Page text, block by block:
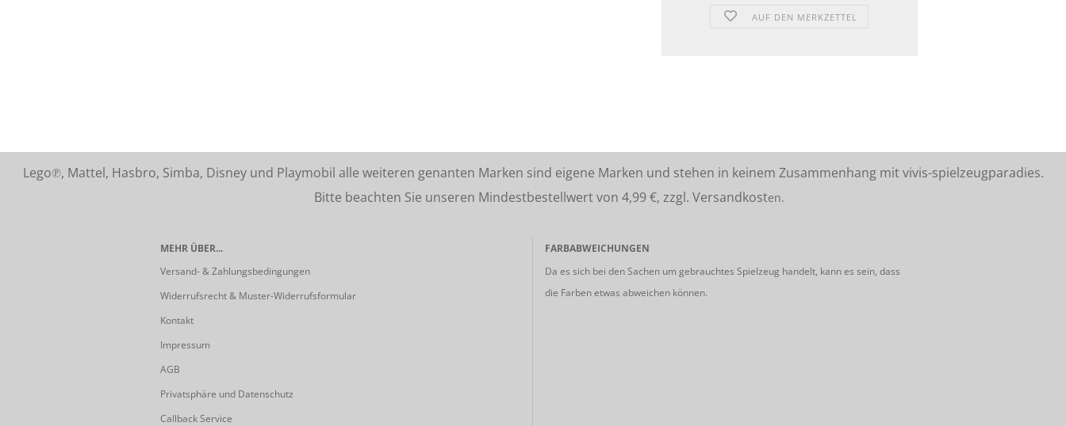
AUF DEN MERKZETTEL
Lego℗, Mattel, Hasbro, Simba, Disney und Playmobil alle weiteren genanten Marken sind eigene Marken und stehen in keinem Zusammenhang mit vivis-spielzeugparadies.
Bitte beachten Sie unseren Mindestbestellwert von 4,99 €, zzgl. Versandkosten.
MEHR ÜBER...
Versand- & Zahlungsbedingungen
Widerrufsrecht & Muster-Widerrufsformular
Kontakt
Impressum
AGB
Privatsphäre und Datenschutz
Callback Service
FARBABWEICHUNGEN
Da es sich bei den Sachen um gebrauchtes Spielzeug handelt, kann es sein, dass
die Farben etwas abweichen können.